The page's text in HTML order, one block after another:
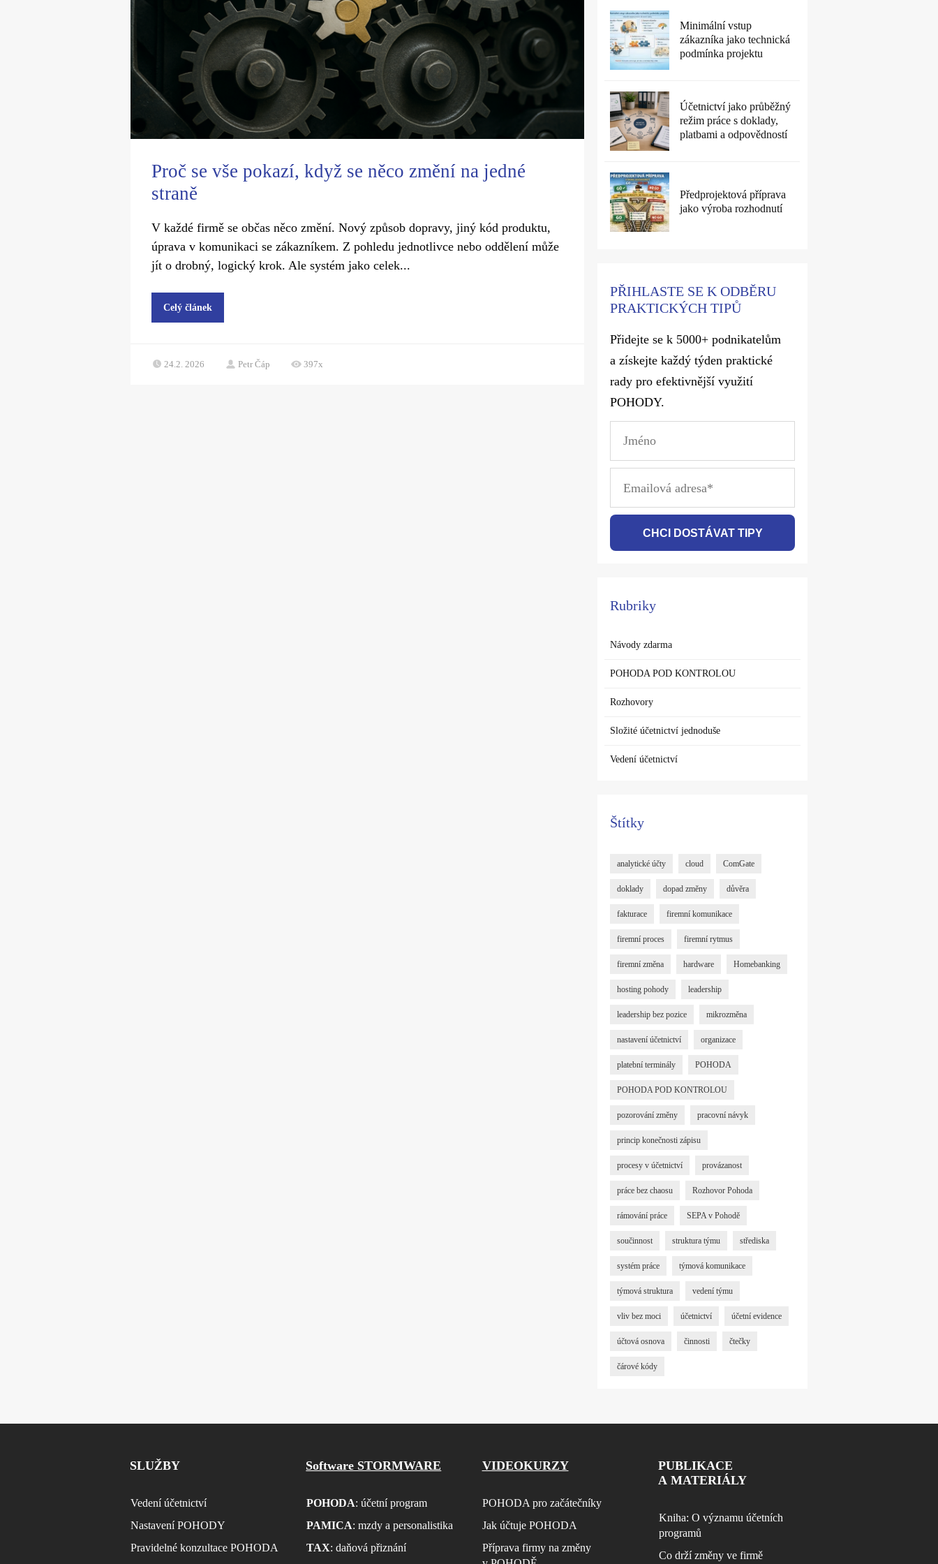
Proč se vše pokazí, když se něco změní na jedné
straně
V každé firmě se občas něco změní. Nový způsob dopravy, jiný kód produktu,
úprava v komunikaci se zákazníkem. Z pohledu jednotlivce nebo oddělení může
jít o drobný, logický krok. Ale systém jako celek...
Celý článek
24.2. 2026 Petr Čáp 397x
Minimální vstup
zákazníka jako technická
podmínka projektu
Účetnictví jako průběžný
režim práce s doklady,
platbami a odpovědností
Předprojektová příprava
jako výroba rozhodnutí
PŘIHLASTE SE K ODBĚRU
PRAKTICKÝCH TIPŮ
Přidejte se k 5000+ podnikatelům
a získejte každý týden praktické
rady pro efektivnější využití
POHODY.
CHCI DOSTÁVAT TIPY
Rubriky
Návody zdarma
POHODA POD KONTROLOU
Rozhovory
Složité účetnictví jednoduše
Vedení účetnictví
Štítky
analytické účty cloud ComGate
doklady dopad změny důvěra
fakturace firemní komunikace
firemní proces firemní rytmus
firemní změna hardware Homebanking
hosting pohody leadership
leadership bez pozice mikrozměna
nastavení účetnictví organizace
platební terminály POHODA
POHODA POD KONTROLOU
pozorování změny pracovní návyk
princip konečnosti zápisu
procesy v účetnictví provázanost
práce bez chaosu Rozhovor Pohoda
rámování práce SEPA v Pohodě
součinnost struktura týmu střediska
systém práce týmová komunikace
týmová struktura vedení týmu
vliv bez moci účetnictví účetní evidence
účtová osnova činnosti čtečky
čárové kódy
SLUŽBY
Vedení účetnictví
Nastavení POHODY
Pravidelné konzultace POHODA
Software STORMWARE
POHODA: účetní program
PAMICA: mzdy a personalistika
TAX: daňová přiznání
VIDEOKURZY
POHODA pro začátečníky
Jak účtuje POHODA
Příprava firmy na změny
PUBLIKACE
A MATERIÁLY
Kniha: O významu účetních
programů
Co drží změny ve firmě